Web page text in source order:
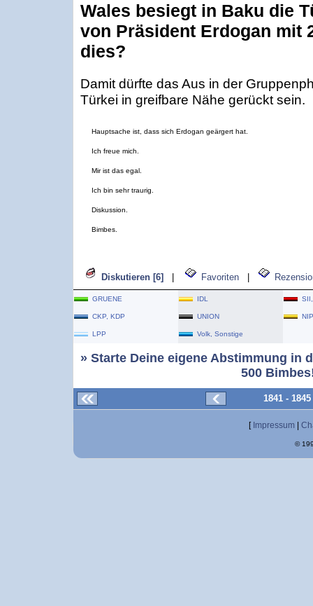
Wales besiegt in Baku die
von Präsident Erdogan mit
dies?
Damit dürfte das Aus in der
Türkei in greifbare Nähe gerückt sein.
Hauptsache ist, dass sich Erdogan geärgert hat.
Ich freue mich.
Mir ist das egal.
Ich bin sehr traurig.
Diskussion.
Bimbes.
Diskutieren [6] Favoriten
GRUENE IDL
CKP, KDP UNION NIP
LPP Volk, Sonstige
» Starte Deine eigene Abstimmung in
500
1841 -
[ Impressum
©